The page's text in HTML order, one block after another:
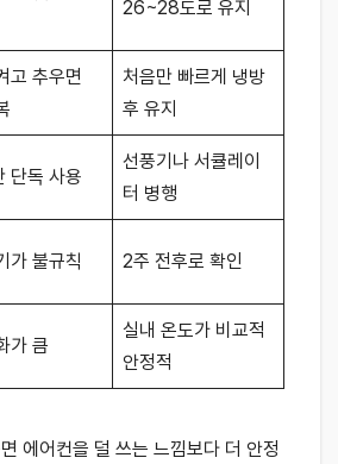
26~28도로 유지
고 추우면
처음만 빠르게 냉방
후 유지
단독 사용
선풍기나 서큘레이
터 병행
가 불규칙 2주 전후로 확인
가 큼
실내 온도가 비교적
안정적
에어컨을 덜 쓰는 느낌보다 더 안정